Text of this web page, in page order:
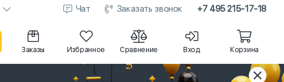
Чат Заказать звонок +7 495 215-17-18
Заказы Избранное Сравнение Вход Корзина